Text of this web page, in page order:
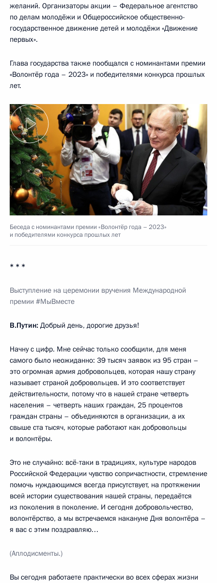
желаний. Организаторы акции – Федеральное агентство
по делам молодёжи и Общероссийское общественно-
государственное движение детей и молодёжи «Движение
первых».
Глава государства также пообщался с номинантами премии
«Волонтёр года – 2023» и победителями конкурса прошлых
лет.
Беседа с номинантами премии «Волонтёр года – 2023»
и победителями конкурса прошлых лет
* * *
Выступление на церемонии вручения Международной
премии #МыВместе
В.Путин: Добрый день, дорогие друзья!
Начну с цифр. Мне сейчас только сообщили, для меня
самого было неожиданно: 39 тысяч заявок из 95 стран –
это огромная армия добровольцев, которая нашу страну
называет страной добровольцев. И это соответствует
действительности, потому что в нашей стране четверть
населения – четверть наших граждан, 25 процентов
граждан страны – объединяются в организации, а их
свыше ста тысяч, которые работают как добровольцы
и волонтёры.
Это не случайно: всё-таки в традициях, культуре народов
Российской Федерации чувство сопричастности, стремление
помочь нуждающимся всегда присутствует, на протяжении
всей истории существования нашей страны, передаётся
из поколения в поколение. И сегодня добровольчество,
волонтёрство, а мы встречаемся накануне Дня волонтёра –
я вас с этим поздравляю…
(Аплодисменты.)
Вы сегодня работаете практически во всех сферах жизни